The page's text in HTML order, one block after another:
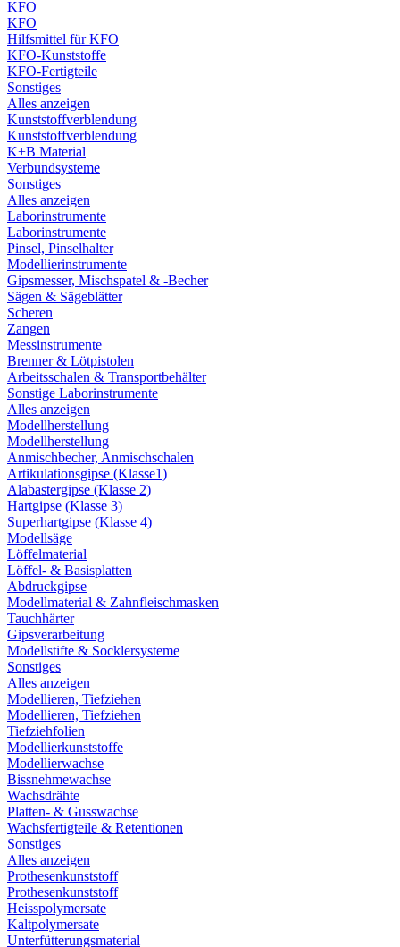
KFO
KFO
Hilfsmittel für KFO
KFO-Kunststoffe
KFO-Fertigteile
Sonstiges
Alles anzeigen
Kunststoffverblendung
Kunststoffverblendung
K+B Material
Verbundsysteme
Sonstiges
Alles anzeigen
Laborinstrumente
Laborinstrumente
Pinsel, Pinselhalter
Modellierinstrumente
Gipsmesser, Mischspatel & -Becher
Sägen & Sägeblätter
Scheren
Zangen
Messinstrumente
Brenner & Lötpistolen
Arbeitsschalen & Transportbehälter
Sonstige Laborinstrumente
Alles anzeigen
Modellherstellung
Modellherstellung
Anmischbecher, Anmischschalen
Artikulationsgipse (Klasse1)
Alabastergipse (Klasse 2)
Hartgipse (Klasse 3)
Superhartgipse (Klasse 4)
Modellsäge
Löffelmaterial
Löffel- & Basisplatten
Abdruckgipse
Modellmaterial & Zahnfleischmasken
Tauchhärter
Gipsverarbeitung
Modellstifte & Socklersysteme
Sonstiges
Alles anzeigen
Modellieren, Tiefziehen
Modellieren, Tiefziehen
Tiefziehfolien
Modellierkunststoffe
Modellierwachse
Bissnehmewachse
Wachsdrähte
Platten- & Gusswachse
Wachsfertigteile & Retentionen
Sonstiges
Alles anzeigen
Prothesenkunststoff
Prothesenkunststoff
Heisspolymersate
Kaltpolymersate
Unterfütterungsmaterial